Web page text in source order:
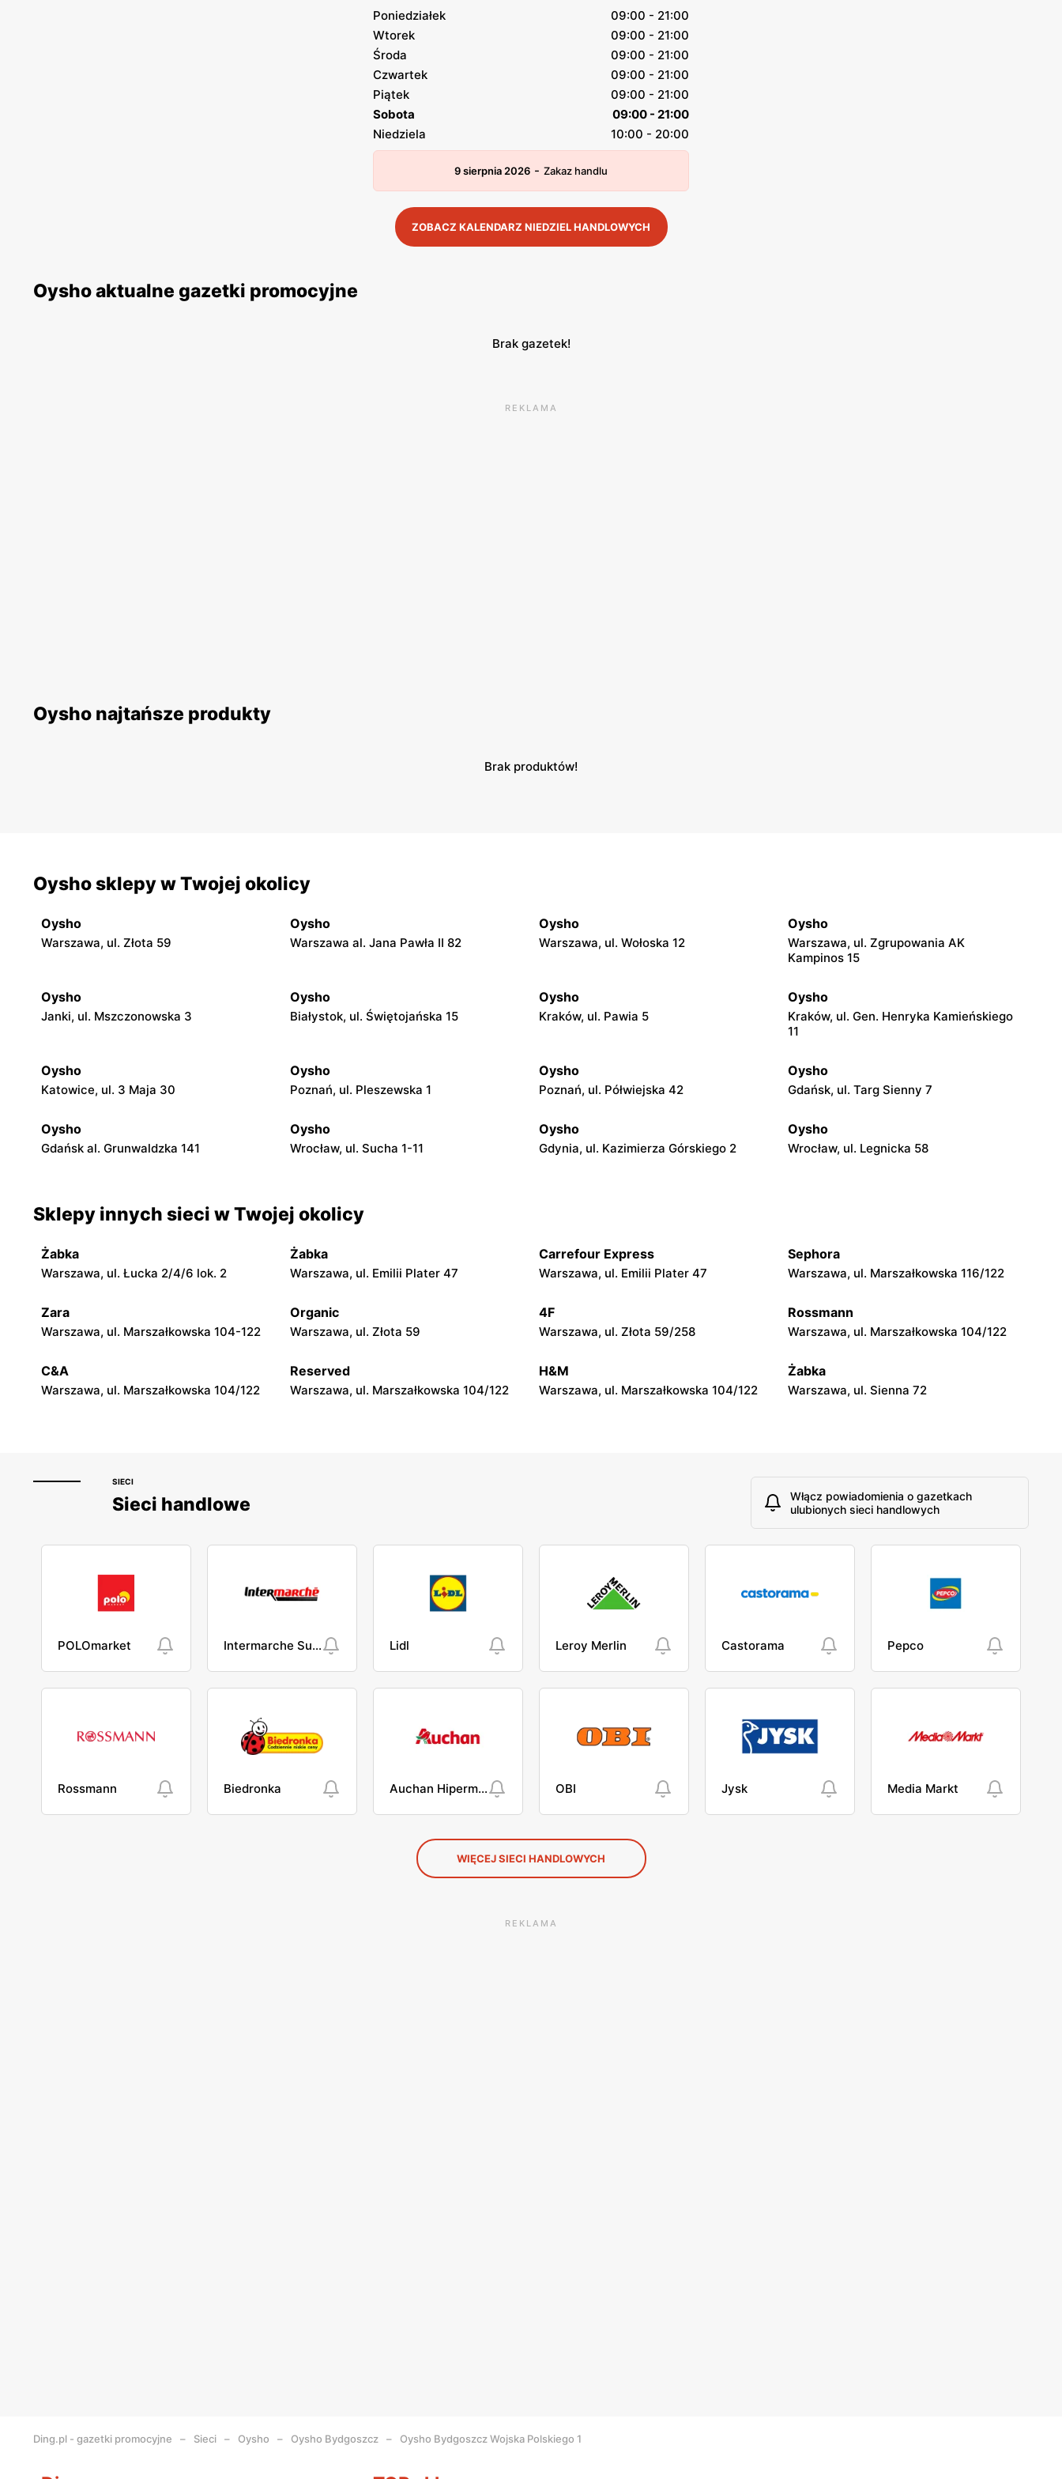
Poniedziałek
09:00 - 21:00
Wtorek
09:00 - 21:00
Środa
09:00 - 21:00
Czwartek
09:00 - 21:00
Piątek
09:00 - 21:00
Sobota
09:00 - 21:00
Niedziela
10:00 - 20:00
9 sierpnia 2026 - Zakaz handlu
ZOBACZ KALENDARZ NIEDZIEL HANDLOWYCH
Oysho aktualne gazetki promocyjne
Brak gazetek!
REKLAMA
Oysho najtańsze produkty
Brak produktów!
Oysho sklepy w Twojej okolicy
Oysho
Warszawa, ul. Złota 59
Oysho
Warszawa al. Jana Pawła II 82
Oysho
Warszawa, ul. Wołoska 12
Oysho
Warszawa, ul. Zgrupowania AK
Kampinos 15
Oysho
Janki, ul. Mszczonowska 3
Oysho
Białystok, ul. Świętojańska 15
Oysho
Kraków, ul. Pawia 5
Oysho
Kraków, ul. Gen. Henryka Kamieńskiego
11
Oysho
Katowice, ul. 3 Maja 30
Oysho
Poznań, ul. Pleszewska 1
Oysho
Poznań, ul. Półwiejska 42
Oysho
Gdańsk, ul. Targ Sienny 7
Oysho
Gdańsk al. Grunwaldzka 141
Oysho
Wrocław, ul. Sucha 1-11
Oysho
Gdynia, ul. Kazimierza Górskiego 2
Oysho
Wrocław, ul. Legnicka 58
Sklepy innych sieci w Twojej okolicy
Żabka
Warszawa, ul. Łucka 2/4/6 lok. 2
Żabka
Warszawa, ul. Emilii Plater 47
Carrefour Express
Warszawa, ul. Emilii Plater 47
Sephora
Warszawa, ul. Marszałkowska 116/122
Zara
Warszawa, ul. Marszałkowska 104-122
Organic
Warszawa, ul. Złota 59
4F
Warszawa, ul. Złota 59/258
Rossmann
Warszawa, ul. Marszałkowska 104/122
C&A
Warszawa, ul. Marszałkowska 104/122
Reserved
Warszawa, ul. Marszałkowska 104/122
H&M
Warszawa, ul. Marszałkowska 104/122
Żabka
Warszawa, ul. Sienna 72
SIECI
Sieci handlowe
Włącz powiadomienia o gazetkach
ulubionych sieci handlowych
POLOmarket Intermarche Super Lidl Leroy Merlin Castorama Pepco
Rossmann Biedronka Auchan Hipermarket OBI Jysk Media Markt
WIĘCEJ SIECI HANDLOWYCH
REKLAMA
Ding.pl - gazetki promocyjne Sieci Oysho Oysho Bydgoszcz Oysho Bydgoszcz Wojska Polskiego 1